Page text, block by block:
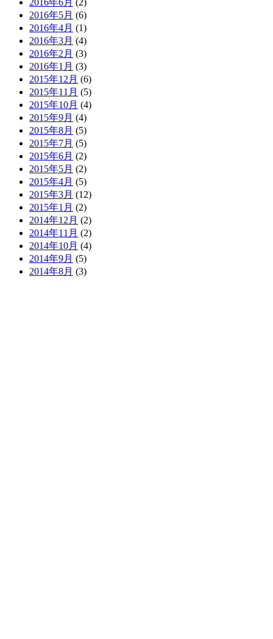
2016年5月 (6)
2016年4月 (1)
2016年3月 (4)
2016年2月 (3)
2016年1月 (3)
2015年12月 (6)
2015年11月 (5)
2015年10月 (4)
2015年9月 (4)
2015年8月 (5)
2015年7月 (5)
2015年6月 (2)
2015年5月 (2)
2015年4月 (5)
2015年3月 (12)
2015年1月 (2)
2014年12月 (2)
2014年11月 (2)
2014年10月 (4)
2014年9月 (5)
2014年8月 (3)